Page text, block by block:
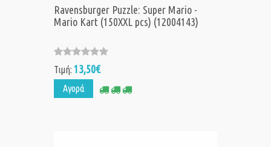
Ravensburger Puzzle: Super Mario -
Mario Kart (150XXL pcs) (12004143)
Τιμή: 13,50€
Αγορά